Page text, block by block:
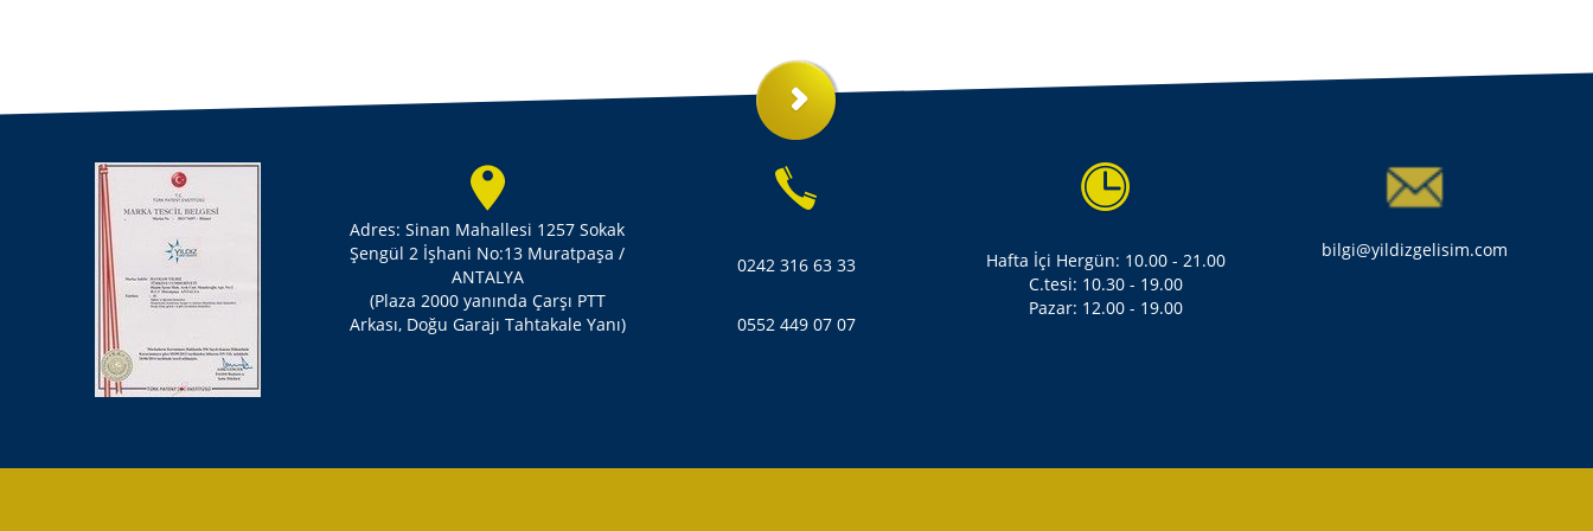
Adres: Sinan Mahallesi 1257 Sokak
Şengül 2 İşhani No:13 Muratpaşa /
ANTALYA
(Plaza 2000 yanında Çarşı PTT
Arkası, Doğu Garajı Tahtakale Yanı)
0242 316 63 33
0552 449 07 07
Hafta İçi Hergün: 10.00 - 21.00
C.tesi: 10.30 - 19.00
Pazar: 12.00 - 19.00
bilgi@yildizgelisim.com